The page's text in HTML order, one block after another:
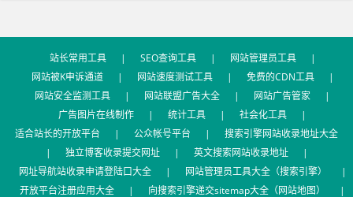
站长常用工具 | SEO查询工具 | 网站管理员工具
|
网站被K申诉通道
| 网站速度测试工具 | 免费的CDN工具
|
网站安全监测工具
| 网站联盟广告大全 | 网站广告管家
|
广告图片在线制作
| 统计工具 | 社会化工具
|
适合站长的开放平台
| 公众帐号平台 |
搜索引擎网站收录地址大全
|
独立博客收录提交网址 | 英文搜索网站收录地址
|
网址导航站收录申请登陆口大全
| 网站管理员工具大全（搜索引擎）
|
开放平台注册应用大全
| 向搜索引擎递交sitemap大全（网站地图） |